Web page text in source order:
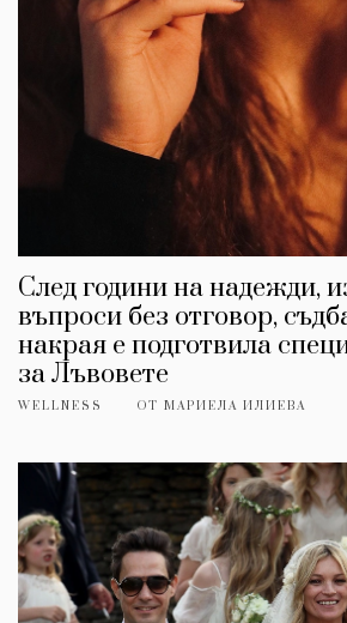
След години на надежди,
въпроси без отговор,
накрая е подготвила
за Лъвовете
WELLNESS ОТ МАРИЕЛА ИЛИЕВА